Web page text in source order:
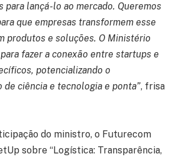
para lançá-lo ao mercado. Queremos
que empresas transformem esse
produtos e soluções. O Ministério
fazer a conexão entre startups e
potencializando o
ciência e tecnologia e ponta”, frisa
do ministro, o Futurecom
sobre “Logística: Transparência,